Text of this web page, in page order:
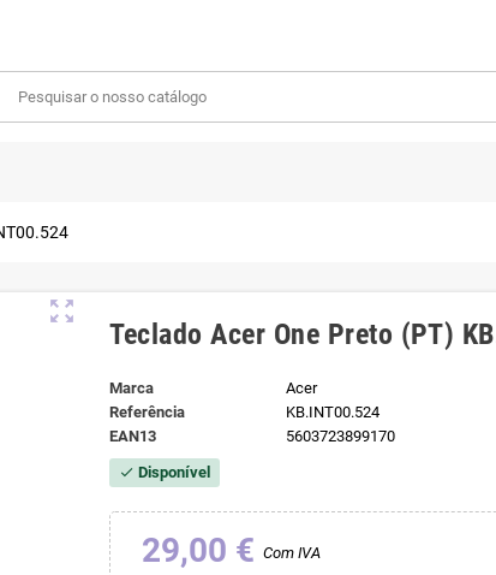
zoom_out_map
Teclado Acer One Preto (PT)
Marca
Acer
Referência
KB.INT00.524
EAN13
5603723899170
check Disponível
29,00 € Com IVA